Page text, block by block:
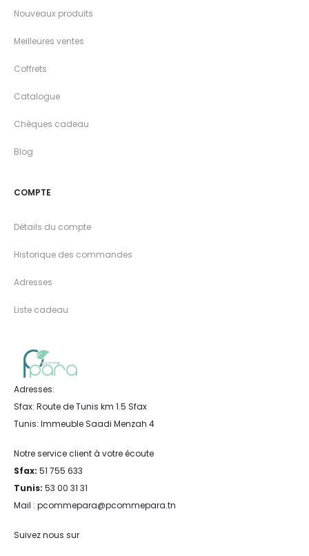
Nouveaux produits
Meilleures ventes
Coffrets
Catalogue
Chèques cadeau
Blog
COMPTE
Détails du compte
Historique des commandes
Adresses
Liste cadeau
Adresses:
Sfax: Route de Tunis km 1.5 Sfax
Tunis: Immeuble Saadi Menzah 4
Notre service client à votre écoute
Sfax: 51 755 633
Tunis: 53 00 31 31
Mail : pcommepara@pcommepara.tn
Suivez nous sur